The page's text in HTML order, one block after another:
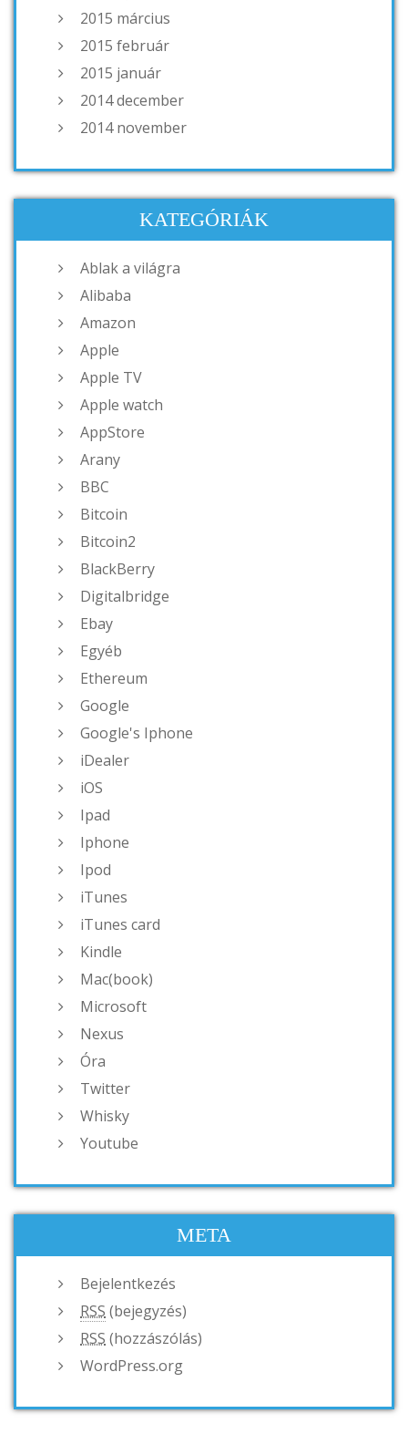
2015 március
2015 február
2015 január
2014 december
2014 november
KATEGÓRIÁK
Ablak a világra
Alibaba
Amazon
Apple
Apple TV
Apple watch
AppStore
Arany
BBC
Bitcoin
Bitcoin2
BlackBerry
Digitalbridge
Ebay
Egyéb
Ethereum
Google
Google's Iphone
iDealer
iOS
Ipad
Iphone
Ipod
iTunes
iTunes card
Kindle
Mac(book)
Microsoft
Nexus
Óra
Twitter
Whisky
Youtube
META
Bejelentkezés
RSS (bejegyzés)
RSS (hozzászólás)
WordPress.org